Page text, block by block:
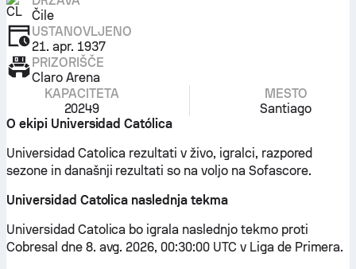
Čile
USTANOVLJENO
21. apr. 1937
PRIZORIŠČE
Claro Arena
KAPACITETA
20249
MESTO
Santiago
O ekipi Universidad Católica
Universidad Catolica rezultati v živo, igralci, razpored
sezone in današnji rezultati so na voljo na Sofascore.
Universidad Catolica naslednja tekma
Universidad Catolica bo igrala naslednjo tekmo proti
Cobresal dne 8. avg. 2026, 00:30:00 UTC v Liga de Primera.